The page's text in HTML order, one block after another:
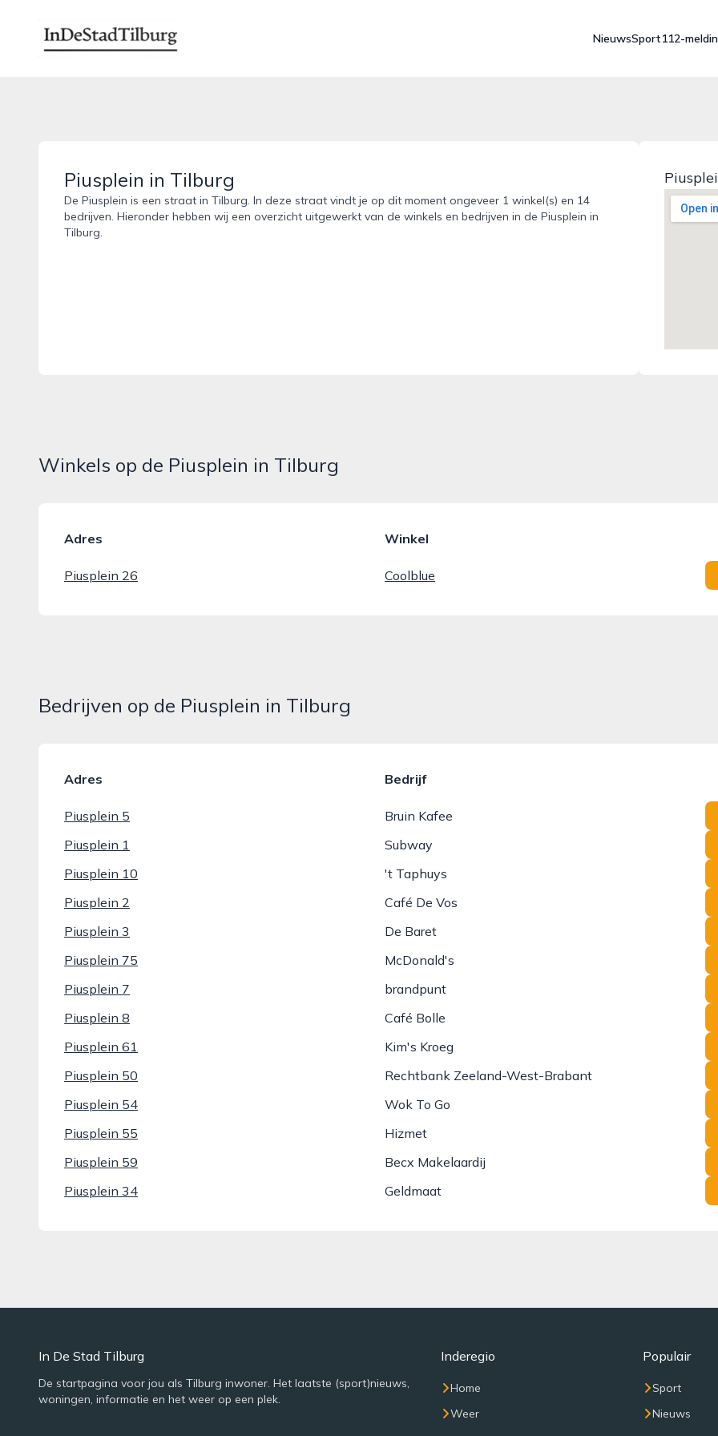
indestadtilburg.nl
NieuwsSport112-
Piusplein in Tilburg
De Piusplein is een straat in Tilburg. In deze straat vindt je op dit moment ongeveer 1 winkel(s) en 14
bedrijven. Hieronder hebben wij een overzicht uitgewerkt van de winkels en bedrijven in de Piusplein in
Tilburg.
Winkels op de Piusplein in Tilburg
Adres Winkel
Piusplein 26 Coolblue
Bedrijven op de Piusplein in Tilburg
Adres Bedrijf
Piusplein 5 Bruin Kafee
Piusplein 1 Subway
Piusplein 10 't Taphuys
Piusplein 2 Café De Vos
Piusplein 3 De Baret
Piusplein 75 McDonald's
Piusplein 7 brandpunt
Piusplein 8 Café Bolle
Piusplein 61 Kim's Kroeg
Piusplein 50 Rechtbank Zeeland-West-Brabant
Piusplein 54 Wok To Go
Piusplein 55 Hizmet
Piusplein 59 Becx Makelaardij
Piusplein 34 Geldmaat
In De Stad Tilburg
De startpagina voor jou als Tilburg inwoner. Het laatste (sport)nieuws,
woningen, informatie en het weer op een plek.
Inderegio
Home
Weer
Populair
Sport
Nieuws